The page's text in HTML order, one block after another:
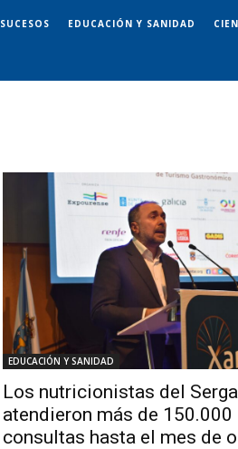
SUCESOS EDUCACIÓN Y SANIDAD
EDUCACIÓN Y SANIDAD
Los nutricionistas del
atendieron más de 150.000
consultas hasta el mes de